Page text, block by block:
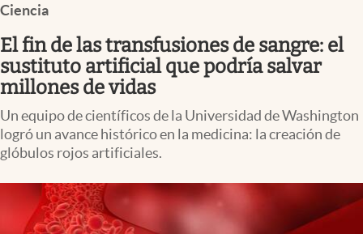
Pc y celular
Vida y estilo
Tv
Clima
Espiritualidad
Mediakit
Ciencia
El fin de las transfusiones de sangre: el
sustituto artificial que podría salvar
millones de vidas
Un equipo de científicos de la Universidad de Washington
logró un avance histórico en la medicina: la creación de
glóbulos rojos artificiales.